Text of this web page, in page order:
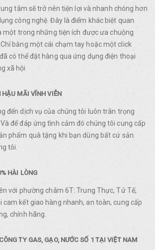
tâm sẽ trở nên tiện lợi và nhanh chóng hơn
công nghệ. Đây là điểm khác biệt quan
một trong những tiện ích được ưa chuộng
bằng một cái chạm tay hoặc một click
có thể đặt hàng qua ứng dụng điện thoại
xã hội
HẬU MÃI VĨNH VIỄN
đến dịch vụ của chúng tôi luôn trân trọng
để đáp ứng tình cảm đó chúng tôi cung cấp
phẩm quà tặng khi bạn dùng bất cứ sản
tôi.
HÀI LÒNG
với phường châm 6T: Trung Thực, Tử Tế,
cam kết giao hàng nhanh, an toàn, cung cấp
chính hãng.
TY GAS, GẠO, NƯỚC SỐ 1 TẠI VIỆT NAM